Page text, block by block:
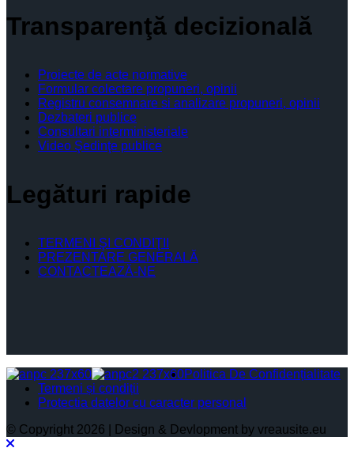
Transparenţă decizională
Proiecte de acte normative
Formular colectare propuneri, opinii
Registru consemnare si analizare propuneri, opinii
Dezbateri publice
Consultari interministeriale
Video Şedinţe publice
Legături rapide
TERMENI ŞI CONDIŢII
PREZENTARE GENERALĂ
CONTACTEAZĂ-NE
Politica De Confidențialitate
Termeni și condiții
Protectia datelor cu caracter personal
© Copyright 2026 | Design & Devlopment by vreausite.eu